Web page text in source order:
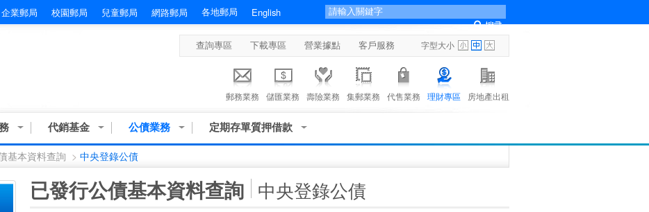
企業郵局 校園郵局 兒童郵局 網路郵局 各地郵局 English
查詢專區 下載專區 營業據點 客戶服務 字型大小
郵務業務 儲匯業務 壽險業務 集郵業務 代售業務 理財專區 房地產出租
代銷基金 公債業務 定期存單質押借款
基本資料查詢 > 中央登錄公債
已發行公債基本資料查詢 中央登錄公債